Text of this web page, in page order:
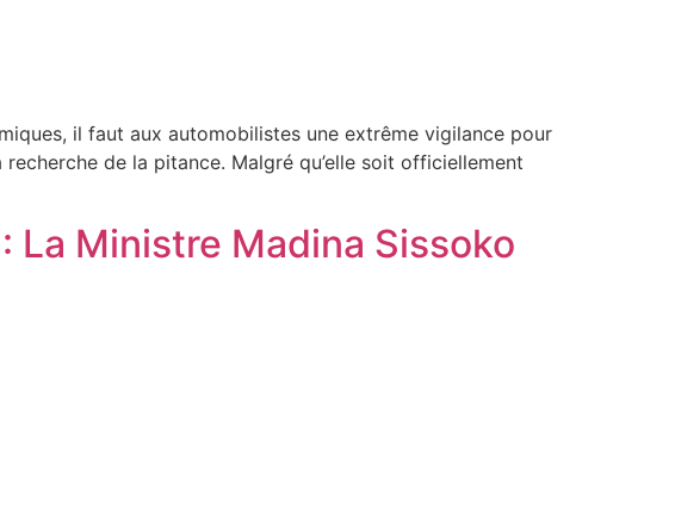
il faut aux automobilistes une extrême vigilance pour
de la pitance. Malgré qu’elle soit officiellement
: La Ministre Madina Sissoko